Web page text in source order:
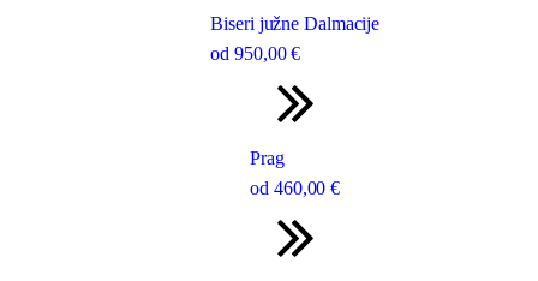
Biseri južne Dalmacije
od950,00 €
Prag
od 460,00 €